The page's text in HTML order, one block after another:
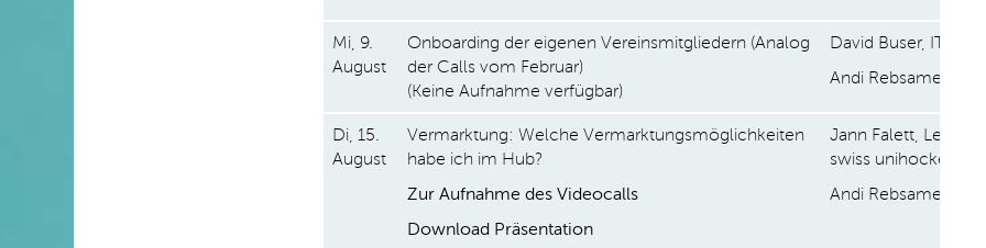
Mi, 9.
August
Onboarding der eigenen Vereinsmitgliedern (Analog
der Calls vom Februar)
(Keine Aufnahme verfügbar)
David Buser, IT
Andi Rebsamen
Di, 15.
August
Vermarktung: Welche Vermarktungsmöglichkeiten
habe ich im Hub?
Zur Aufnahme des Videocalls
Download Präsentation
Jann Falett, Leiter
swiss unihockey
Andi Rebsamen